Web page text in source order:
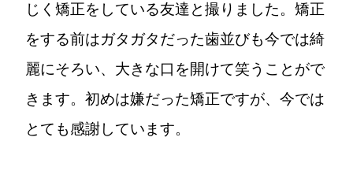
じく矯正をしている友達と撮りました。矯正
をする前はガタガタだった歯並びも今では綺
麗にそろい、大きな口を開けて笑うことがで
きます。初めは嫌だった矯正ですが、今では
とても感謝しています。